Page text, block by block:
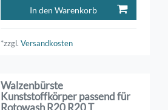
In den Warenkorb
*zzgl.Versandkosten
Walzenbürste
Kunststoffkörper passend für
Rotowash R20 R20 T